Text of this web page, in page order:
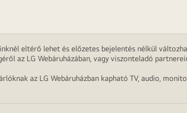
eltérő lehet és előzetes bejelentés nélkül
az LG Webáruházában, vagy viszonteladó
az LG Webáruházban kapható TV, audio,